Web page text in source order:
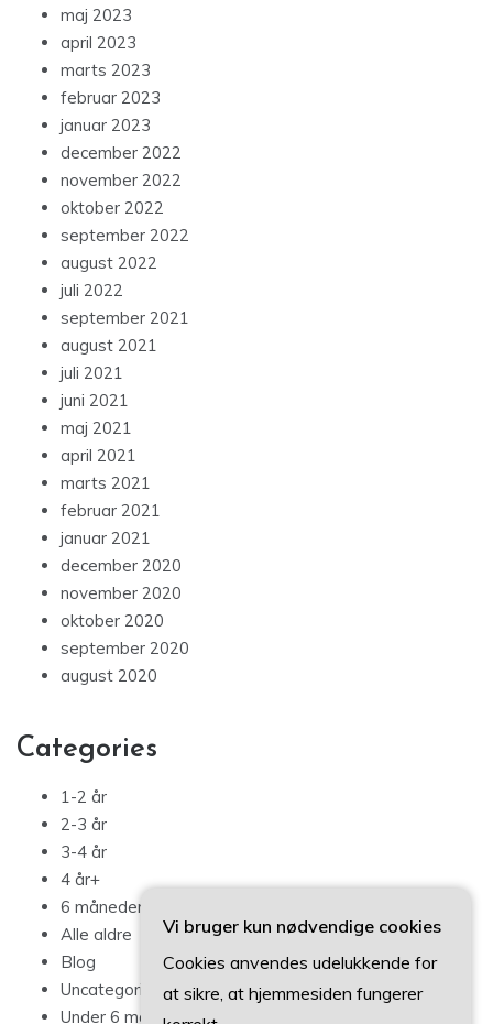
maj 2023
april 2023
marts 2023
februar 2023
januar 2023
december 2022
november 2022
oktober 2022
september 2022
august 2022
juli 2022
september 2021
august 2021
juli 2021
juni 2021
maj 2021
april 2021
marts 2021
februar 2021
januar 2021
december 2020
november 2020
oktober 2020
september 2020
august 2020
Categories
1-2 år
2-3 år
3-4 år
4 år+
6 måneder – 1 år
Alle aldre
Blog
Uncategorized
Under 6 måneder
Vi bruger kun nødvendige cookies
Cookies anvendes udelukkende for
at sikre, at hjemmesiden fungerer